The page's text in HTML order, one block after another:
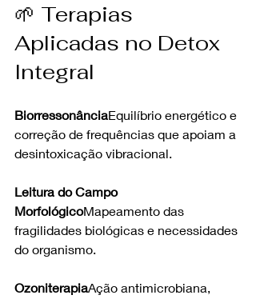
🌱 Terapias
Aplicadas no Detox
Integral
BiorressonânciaEquilíbrio energético e
correção de frequências que apoiam a
desintoxicação vibracional.
Leitura do Campo
MorfológicoMapeamento das
fragilidades biológicas e necessidades
do organismo.
OzoniterapiaAção antimicrobiana,